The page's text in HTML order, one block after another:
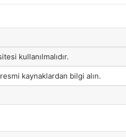
kullanılmalıdır.
kaynaklardan bilgi alın.